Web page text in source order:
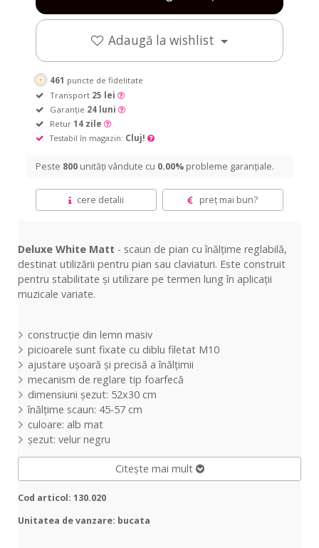
Adaugă la wishlist
461 puncte de fidelitate
Transport 25 lei
Garanție 24 luni
Retur 14 zile
Testabil în magazin: Cluj!
Peste 800 unități vândute cu 0.00% probleme garanțiale.
cere detalii preț mai bun?
Deluxe White Matt - scaun de pian cu înălțime reglabilă,
destinat utilizării pentru pian sau claviaturi. Este construit
pentru stabilitate și utilizare pe termen lung în aplicații
muzicale variate.
construcţie din lemn masiv
picioarele sunt fixate cu diblu filetat M10
ajustare uşoară şi precisă a înălţimii
mecanism de reglare tip foarfecă
dimensiuni şezut: 52x30 cm
înălţime scaun: 45-57 cm
culoare: alb mat
şezut: velur negru
Citește mai mult
Cod articol: 130.020
Unitatea de vanzare: bucata